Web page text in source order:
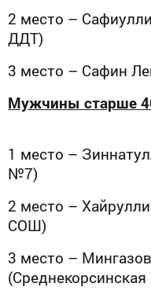
2 место –
ДДТ)
3 место – Сафин
Мужчины старше
1 место –
№7)
2 место –
СОШ)
3 место –